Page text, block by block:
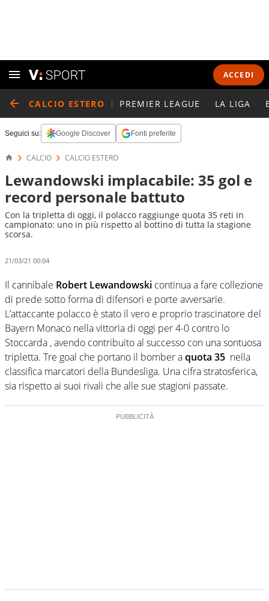
ACCEDI
CALCIO ESTERO PREMIER LEAGUE LA LIGA
Seguici su: Google Discover Fonti preferite
CALCIO CALCIO ESTERO
Lewandowski implacabile: 35 gol e
record personale battuto
Con la tripletta di oggi, il polacco raggiunge quota 35 reti in
campionato: uno in più rispetto al bottino di tutta la stagione
scorsa.
21/03/21 00:04
Il cannibale Robert Lewandowski continua a fare collezione
di prede sotto forma di difensori e porte avversarie.
L’attaccante polacco è stato il vero e proprio trascinatore del
Bayern Monaco nella vittoria di oggi per 4-0 contro lo
Stoccarda , avendo contribuito al successo con una sontuosa
tripletta. Tre goal che portano il bomber aquota 35 nella
classifica marcatori della Bundesliga. Una cifra stratosferica,
sia rispetto ai suoi rivali che alle sue stagioni passate.